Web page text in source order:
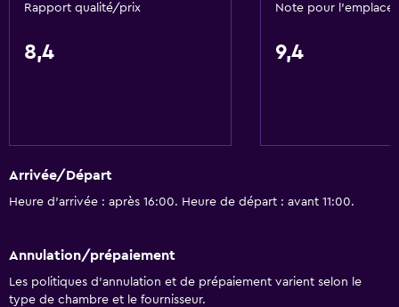
Rapport qualité/prix
8,4
Note pour
9,4
Arrivée/Départ
Heure d’arrivée : après 16:00. Heure de départ : avant 11:00.
Annulation/prépaiement
Les politiques d’annulation et de prépaiement varient selon le
type de chambre et le fournisseur.